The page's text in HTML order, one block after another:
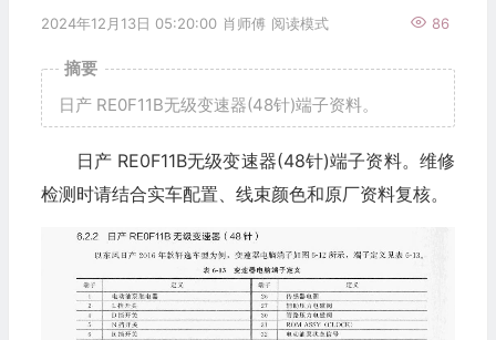
2024年12月13日 05:20:00 肖师傅 86
阅读模式
摘要
日产 RE0F11B无级变速器(48针)端子资料。
日产 RE0F11B无级变速器(48针)端子资料。维修
检测时请结合实车配置、线束颜色和原厂资料复核。